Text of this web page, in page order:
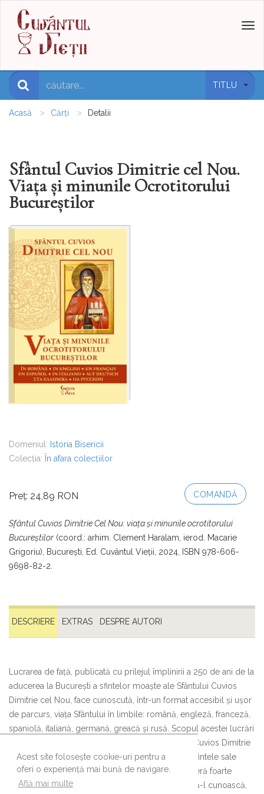
Acest site folosește cookie-uri pentru a
oferi o experiență mai bună de navigare.
Află mai multe
TITLU
Acasă Cărți Detalii
Sfântul Cuvios Dimitrie cel Nou.
Viața și minunile Ocrotitorului
Bucureștilor
Domeniul: Istoria Bisericii
Colecția: În afara colecțiilor
Preț: 24,89 RON COMANDĂ
Sfântul Cuvios Dimitrie Cel Nou: viaţa şi minunile ocrotitorului
Bucureştilor (coord.: arhim. Clement Haralam, ierod. Macarie
Grigoriu), Bucureşti, Ed. Cuvântul Vieţii, 2024, ISBN 978-606-
9698-82-2.
DESCRIERE EXTRAS DESPRE AUTORI
Lucrarea de față, publicată cu prilejul împlinirii a 250 de ani de la
aducerea la București a sfintelor moaște ale Sfântului Cuvios
Dimitrie cel Nou, face cunoscută, într-un format accesibil și ușor
de parcurs, viața Sfântului în limbile: română, engleză, franceză,
spaniolă, italiană, germană, greacă și rusă. Scopul acestei lucrări
este să prezinte elemente atât din viața Sfântului Cuvios Dimitrie
cel Nou, cât și din istoria de 250 de ani de când sfintele sale
moaște se află în cetatea Bucureștilor, într-o manieră foarte
concisă, publicului român și celui străin, dornic să-l cunoască,